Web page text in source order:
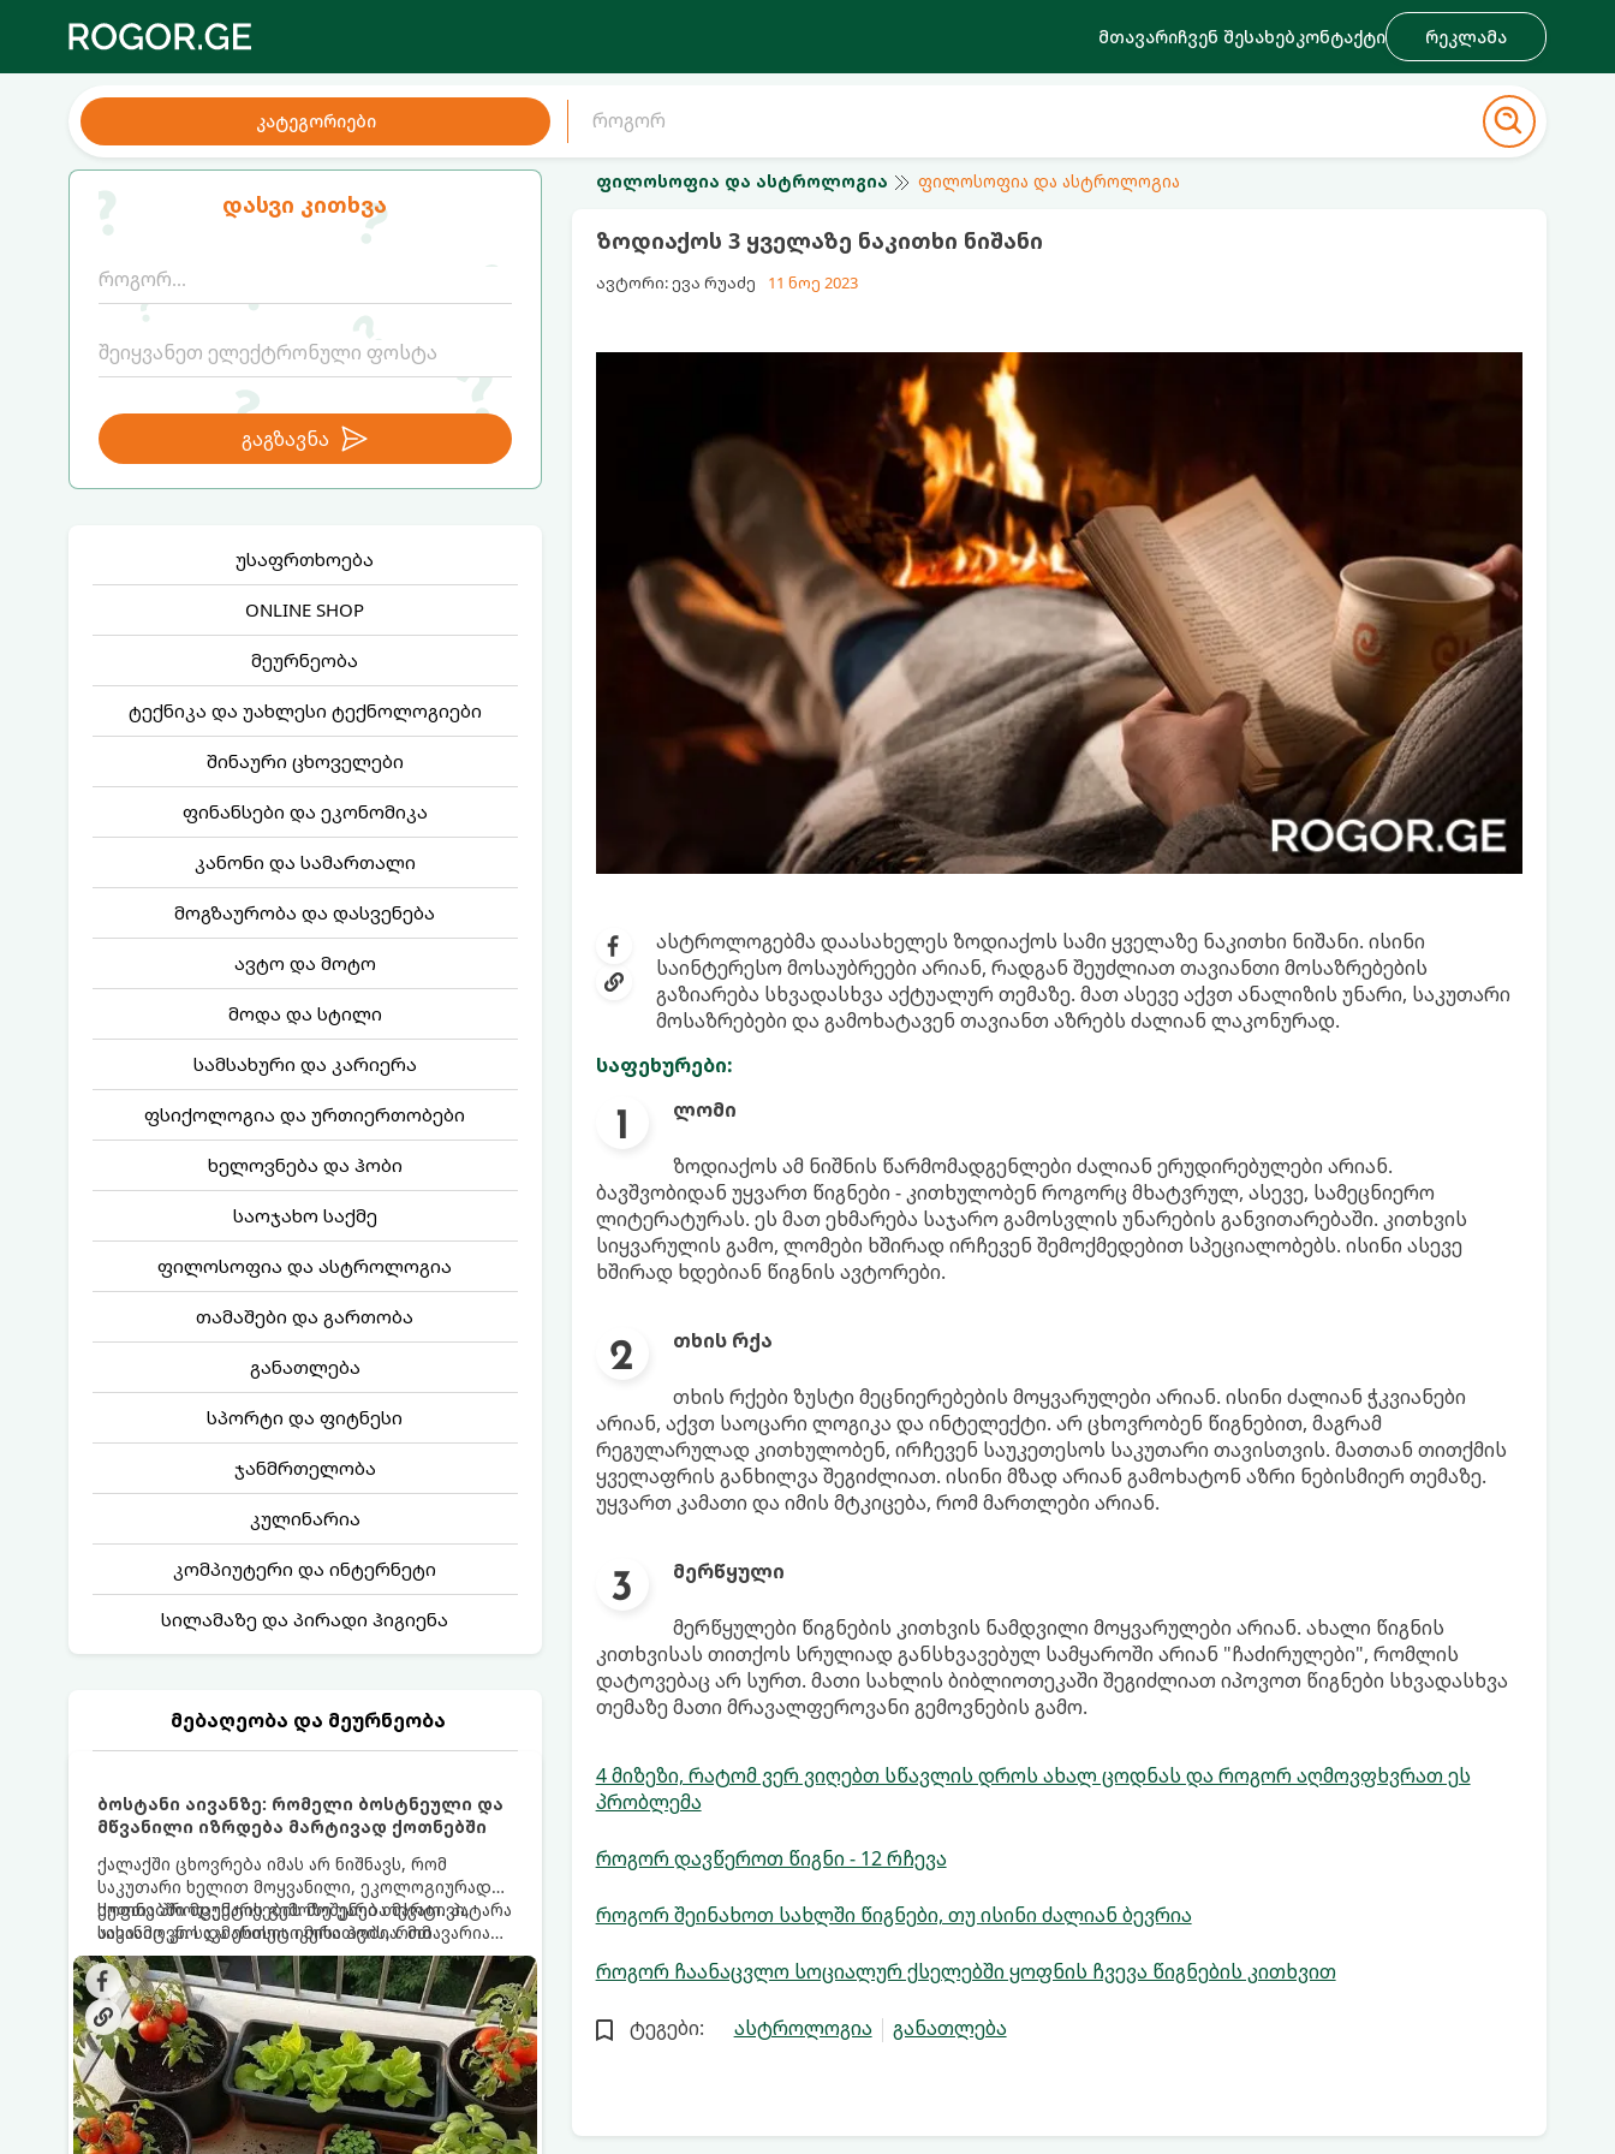
მთავარიჩვენ შესახებკონტაქტი რეკლამა
კატეგორიები
დასვი კითხვა
გაგზავნა
უსაფრთხოება
ONLINE SHOP
მეურნეობა
ტექნიკა და უახლესი ტექნოლოგიები
შინაური ცხოველები
ფინანსები და ეკონომიკა
კანონი და სამართალი
მოგზაურობა და დასვენება
ავტო და მოტო
მოდა და სტილი
სამსახური და კარიერა
ფსიქოლოგია და ურთიერთობები
ხელოვნება და ჰობი
საოჯახო საქმე
ფილოსოფია და ასტროლოგია
თამაშები და გართობა
განათლება
სპორტი და ფიტნესი
ჯანმრთელობა
კულინარია
კომპიუტერი და ინტერნეტი
სილამაზე და პირადი ჰიგიენა
მებაღეობა და მეურნეობა
ბოსტანი აივანზე: რომელი ბოსტნეული და
მწვანილი იზრდება მარტივად ქოთნებში
ქალაქში ცხოვრება იმას არ ნიშნავს, რომ
საკუთარი ხელით მოყვანილი, ეკოლოგიურად
სუფთა პროდუქტის გემოზე უარი თქვათ. პატარა
აივანიც კი საკმარისია იმისათვის, რომ
მოიწყოთ მინი-ბოსტანი, საიდანაც
ყოველდღიურად ახალ, არომატულ მწვანილსა
და ბოსტნეულს მოკრეფთ.
ქოთნებში მცენარეების მოშენება მარტივი,
სასიამოვნო და ესთეტიკური ჰობია. მთავარია
იცოდეთ, რომელი კულტურები ეგუებიან
ქოთნის პირობებს ყველაზე კარგად და როგორ
მოუაროთ მათ სწორად.
ფილოსოფია და ასტროლოგია ფილოსოფია და ასტროლოგია
ზოდიაქოს 3 ყველაზე ნაკითხი ნიშანი
ავტორი: ევა რუაძე 11 ნოე 2023
ასტროლოგებმა დაასახელეს ზოდიაქოს სამი ყველაზე ნაკითხი ნიშანი. ისინი
საინტერესო მოსაუბრეები არიან, რადგან შეუძლიათ თავიანთი მოსაზრებების
გაზიარება სხვადასხვა აქტუალურ თემაზე. მათ ასევე აქვთ ანალიზის უნარი, საკუთარი
მოსაზრებები და გამოხატავენ თავიანთ აზრებს ძალიან ლაკონურად.
საფეხურები:
ლომი
ზოდიაქოს ამ ნიშნის წარმომადგენლები ძალიან ერუდირებულები არიან.
ბავშვობიდან უყვართ წიგნები - კითხულობენ როგორც მხატვრულ, ასევე, სამეცნიერო
ლიტერატურას. ეს მათ ეხმარება საჯარო გამოსვლის უნარების განვითარებაში. კითხვის
სიყვარულის გამო, ლომები ხშირად ირჩევენ შემოქმედებით სპეციალობებს. ისინი ასევე
ხშირად ხდებიან წიგნის ავტორები.
თხის რქა
თხის რქები ზუსტი მეცნიერებების მოყვარულები არიან. ისინი ძალიან ჭკვიანები
არიან, აქვთ საოცარი ლოგიკა და ინტელექტი. არ ცხოვრობენ წიგნებით, მაგრამ
რეგულარულად კითხულობენ, ირჩევენ საუკეთესოს საკუთარი თავისთვის. მათთან თითქმის
ყველაფრის განხილვა შეგიძლიათ. ისინი მზად არიან გამოხატონ აზრი ნებისმიერ თემაზე.
უყვართ კამათი და იმის მტკიცება, რომ მართლები არიან.
მერწყული
მერწყულები წიგნების კითხვის ნამდვილი მოყვარულები არიან. ახალი წიგნის
კითხვისას თითქოს სრულიად განსხვავებულ სამყაროში არიან "ჩაძირულები", რომლის
დატოვებაც არ სურთ. მათი სახლის ბიბლიოთეკაში შეგიძლიათ იპოვოთ წიგნები სხვადასხვა
თემაზე მათი მრავალფეროვანი გემოვნების გამო.
4 მიზეზი, რატომ ვერ ვიღებთ სწავლის დროს ახალ ცოდნას და როგორ აღმოვფხვრათ ეს
პრობლემა
როგორ დავწეროთ წიგნი - 12 რჩევა
როგორ შეინახოთ სახლში წიგნები, თუ ისინი ძალიან ბევრია
როგორ ჩაანაცვლო სოციალურ ქსელებში ყოფნის ჩვევა წიგნების კითხვით
ტეგები: ასტროლოგია განათლება